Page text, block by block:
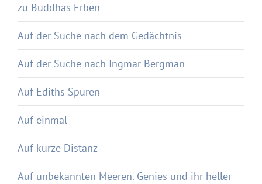
zu Buddhas Erben
Auf der Suche nach dem Gedächtnis
Auf der Suche nach Ingmar Bergman
Auf Ediths Spuren
Auf einmal
Auf kurze Distanz
Auf unbekannten Meeren. Genies und ihr heller